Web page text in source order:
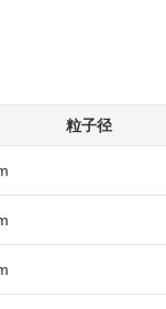
粒子径